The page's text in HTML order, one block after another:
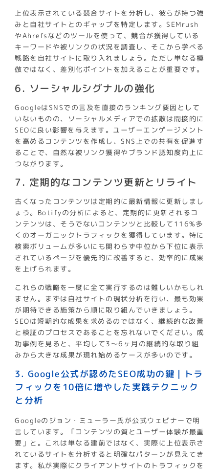
上位表示されている競合サイトを分析し、彼らが持つ強
みと自社サイトとのギャップを特定します。SEMrush
やAhrefsなどのツールを使って、競合が獲得している
キーワードや被リンクの状況を調査し、そこから学べる
戦略を自社サイトに取り入れましょう。ただし単なる模
倣ではなく、差別化ポイントを加えることが重要です。
6. ソーシャルシグナルの強化
GoogleはSNSでの言及を直接のランキング要因として
いないものの、ソーシャルメディアでの拡散は間接的に
SEOに良い影響を与えます。ユーザーエンゲージメント
を高めるコンテンツを作成し、SNS上での共有を促進す
ることで、自然な被リンク獲得やブランド認知度向上に
つながります。
7. 定期的なコンテンツ更新とリライト
古くなったコンテンツは定期的に最新情報に更新しまし
ょう。Botifyの分析によると、定期的に更新されるコ
ンテンツは、そうでないコンテンツと比較して116%多
くのオーガニックトラフィックを獲得しています。特に
検索ボリュームが多いにも関わらず中位から下位に表示
されているページを優先的に改善すると、効率的に成果
を上げられます。
これらの戦略を一度に全て実行するのは難しいかもしれ
ません。まずは自社サイトの現状分析を行い、最も効果
が期待できる施策から順に取り組んでいきましょう。
SEOは短期的な成果を求めるのではなく、継続的な改善
と検証のプロセスであることを忘れないでください。成
功事例を見ると、平均して3〜6ヶ月の継続的な取り組
みから大きな成果が現れ始めるケースが多いのです。
3. Google公式が認めたSEO成功の鍵｜トラ
フィックを10倍に増やした実践テクニック
と分析
Googleのジョン・ミューラー氏が公式ウェビナーで明
言しています。「コンテンツの質とユーザー体験が最重
要」と。これは単なる建前ではなく、実際に上位表示さ
れているサイトを分析すると明確なパターンが見えてき
ます。私が実際にクライアントサイトのトラフィックを